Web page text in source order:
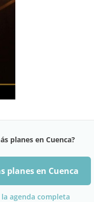
planes en Cuenca?
planes en Cuenca
agenda completa